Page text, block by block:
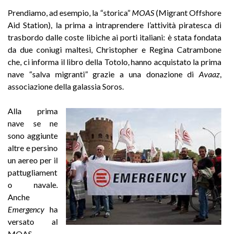
Prendiamo, ad esempio, la “storica” MOAS(Migrant Offshore
Aid Station), la prima a intraprendere l’attività piratesca di
trasbordo dalle coste libiche ai porti italiani: è stata fondata
da due coniugi maltesi, Christopher e Regina Catrambone
che, ci informa il libro della Totolo, hanno acquistato la prima
nave “salva migranti” grazie a una donazione di Avaaz
associazione della galassia Soros.
Alla prima
nave se ne
sono aggiunte
altre e persino
un aereo per il
pattugliament
o navale.
Anche
Emergency ha
versato al